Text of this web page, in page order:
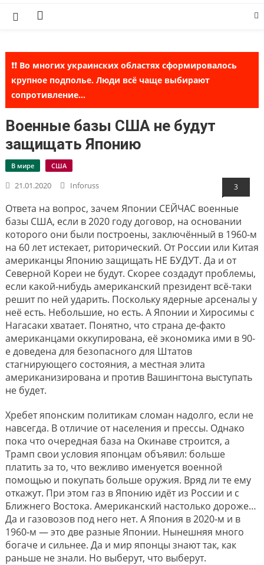
❗❗ Во многих украинских областях сформировалось
крупное подполье. Люди всё чаще выбирают
сопротивление...
Военные базы США не будут
защищать Японию
В мире США
21.01.2020 Inforuss 3
Ответа на вопрос, зачем Японии СЕЙЧАС военные
базы США, если в 2020 году договор, на основании
которого они были построены, заключённый в 1960-м
на 60 лет истекает, риторический. От России или Китая
американцы Японию защищать НЕ БУДУТ. Да и от
Северной Кореи не будут. Скорее создадут проблемы,
если какой-нибудь американский президент всё-таки
решит по ней ударить. Поскольку ядерные арсеналы у
неё есть. Небольшие, но есть. А Японии и Хиросимы с
Нагасаки хватает. Понятно, что страна де-факто
американцами оккупирована, её экономика ими в 90-
е доведена для безопасного для Штатов
стагнирующего состояния, а местная элита
американизирована и против Вашингтона выступать
не будет.
Хребет японским политикам сломан надолго, если не
навсегда. В отличие от населения и прессы. Однако
пока что очередная база на Окинаве строится, а
Трамп свои условия японцам объявил: больше
платить за то, что вежливо именуется военной
помощью и покупать больше оружия. Вряд ли те ему
откажут. При этом газ в Японию идёт из России и с
Ближнего Востока. Американский настолько дороже…
Да и газовозов под него нет. А Япония в 2020-м и в
1960-м — это две разные Японии. Нынешняя много
богаче и сильнее. Да и мир японцы знают так, как
раньше не знали. Но выберут, что выберут.